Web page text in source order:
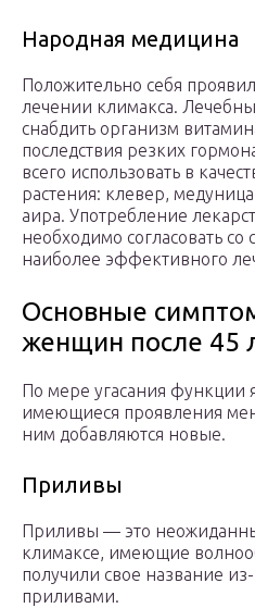
Народная медицина
Положительно себя
лечении климакса.
снабдить организм
последствия резких
всего использовать в
растения: клевер,
аира. Употребление
необходимо согласовать со
наиболее эффективного
Основные
женщин после 45
По мере угасания функции
имеющиеся проявления
ним добавляются новые.
Приливы
Приливы — это
климаксе, имеющие
получили свое название
приливами.